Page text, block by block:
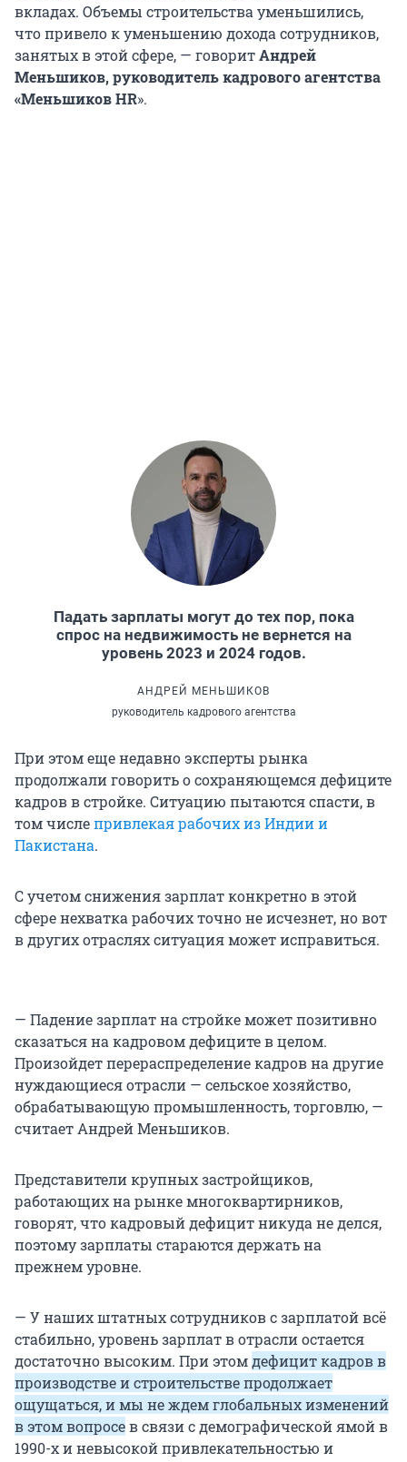
вкладах. Объемы строительства уменьшились,
что привело к уменьшению дохода сотрудников,
занятых в этой сфере, — говоритАндрей
Меньшиков, руководитель кадрового агентства
«Меньшиков HR».
Падать зарплаты могут до тех пор, пока
спрос на недвижимость не вернется на
уровень 2023 и 2024 годов.
АНДРЕЙ МЕНЬШИКОВ
руководитель кадрового агентства
При этом еще недавно эксперты рынка
продолжали говорить о сохраняющемся дефиците
кадров в стройке. Ситуацию пытаются спасти, в
том числепривлекая рабочих из Индии и
Пакистана.
С учетом снижения зарплат конкретно в этой
сфере нехватка рабочих точно не исчезнет, но вот
в других отраслях ситуация может исправиться.
— Падение зарплат на стройке может позитивно
сказаться на кадровом дефиците в целом.
Произойдет перераспределение кадров на другие
нуждающиеся отрасли — сельское хозяйство,
обрабатывающую промышленность, торговлю, —
считает Андрей Меньшиков.
Представители крупных застройщиков,
работающих на рынке многоквартирников,
говорят, что кадровый дефицит никуда не делся,
поэтому зарплаты стараются держать на
прежнем уровне.
— У наших штатных сотрудников с зарплатой всё
стабильно, уровень зарплат в отрасли остается
достаточно высоким. При этом дефицит кадров в
производстве и строительстве продолжает
ощущаться, и мы не ждем глобальных изменений
в этом вопросев связи с демографической ямой в
1990-х и невысокой привлекательностью и